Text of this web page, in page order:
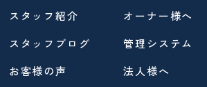
スタッフ紹介
スタッフブログ
お客様の声
オーナー様へ
管理システム
法人様へ